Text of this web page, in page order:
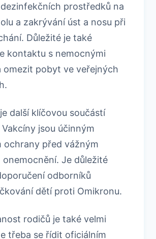
prostředků na
a zakrývání úst a nosu při
Důležité je také
kontaktu s nemocnými
omezit pobyt ve veřejných
další klíčovou součástí
jsou účinným
ochrany před vážným
onemocnění. Je důležité
odborníků
dětí proti Omikronu.
rodičů je také velmi
třeba se řídit oficiálním